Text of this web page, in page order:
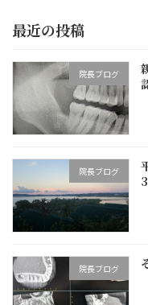
最近の投稿
院長ブログ
院長ブログ
3
院長ブログ